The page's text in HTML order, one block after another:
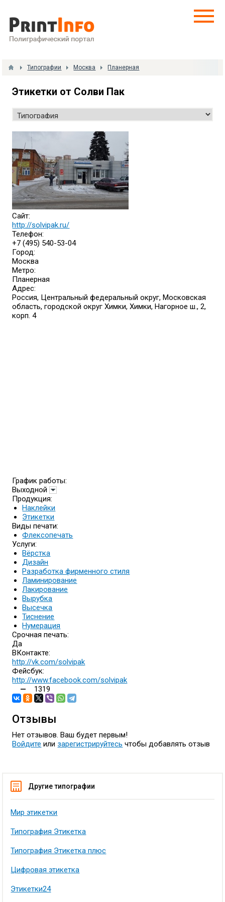
Типографии Москва Планерная
Этикетки от Солви Пак
Сайт:
http://solvipak.ru/
Телефон:
+7 (495) 540-53-04
Город:
Москва
Метро:
Планерная
Адрес:
Россия, Центральный федеральный округ, Московская
область, городской округ Химки, Химки, Нагорное ш., 2,
корп. 4
График работы:
Выходной
Продукция:
Наклейки
Этикетки
Виды печати:
Флексопечать
Услуги:
Вёрстка
Дизайн
Разработка фирменного стиля
Ламинирование
Лакирование
Вырубка
Высечка
Тиснение
Нумерация
Срочная печать:
Да
ВКонтакте:
http://vk.com/solvipak
Фейсбук:
http://www.facebook.com/solvipak
—
1319
Отзывы
Нет отзывов. Ваш будет первым!
Войдите или зарегистрируйтесь чтобы добавлять отзыв
Другие типографии
Мир этикетки
Типография Этикетка
Типография Этикетка плюс
Цифровая этикетка
Этикетки24